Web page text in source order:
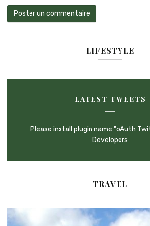
LIFESTYLE
LATEST TWEETS
Please install plugin name "oAuth
Developers
TRAVEL